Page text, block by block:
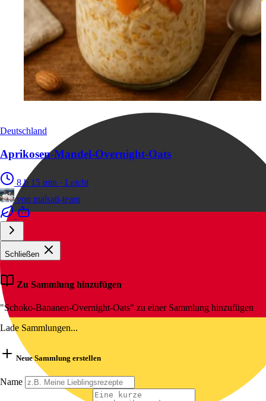
Deutschland
Aprikosen-Mandel-Overnight-Oats
8 h 15 min · Leicht
von malsati-team
Schließen
Zu Sammlung hinzufügen
"Schoko-Bananen-Overnight-Oats" zu einer Sammlung hinzufügen
Lade Sammlungen...
Neue Sammlung erstellen
Name